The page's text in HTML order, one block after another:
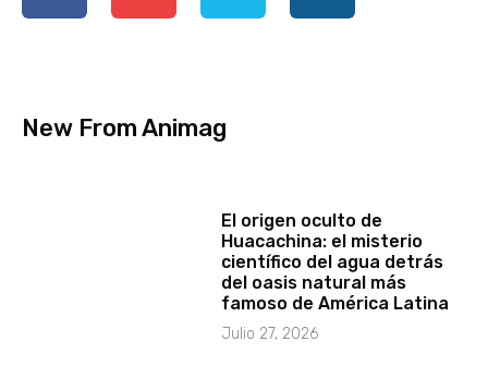
New From Animag
El origen oculto de
Huacachina: el misterio
científico del agua detrás
del oasis natural más
famoso de América Latina
Julio 27, 2026